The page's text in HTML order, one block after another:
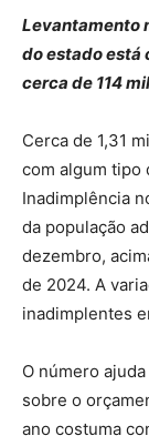
Levantamento
do estado está
cerca de 114
Cerca de 1,31
com algum tipo
Inadimplência
da população
dezembro,
de 2024. A
inadimplentes
O número
sobre o
ano costuma